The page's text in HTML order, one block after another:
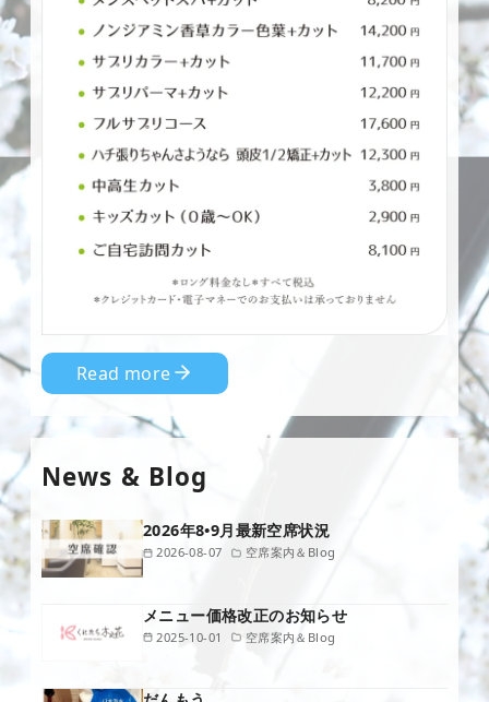
Read more
News & Blog
2026-08-07 空席案内＆Blog
2026年8•9月最新空席状況
2025-10-01 空席案内＆Blog
メニュー価格改正のお知らせ